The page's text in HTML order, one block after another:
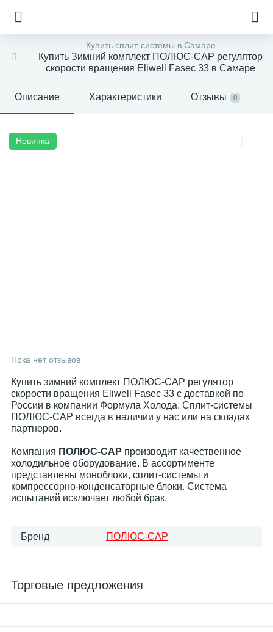
Купить сплит-системы в Самаре
Купить Зимний комплект ПОЛЮС-САР регулятор
скорости вращения Eliwell Fasec 33 в Самаре
Описание Характеристики Отзывы 0
Новинка
Пока нет отзывов
Купить зимний комплект ПОЛЮС-САР регулятор
скорости вращения Eliwell Fasec 33 с доставкой по
России в компании Формула Холода. Сплит-системы
ПОЛЮС-САР всегда в наличии у нас или на складах
партнеров.
Компания ПОЛЮС-САР производит качественное
холодильное оборудование. В ассортименте
представлены моноблоки, сплит-системы и
компрессорно-конденсаторные блоки. Система
испытаний исключает любой брак.
Бренд ПОЛЮС-САР
Торговые предложения